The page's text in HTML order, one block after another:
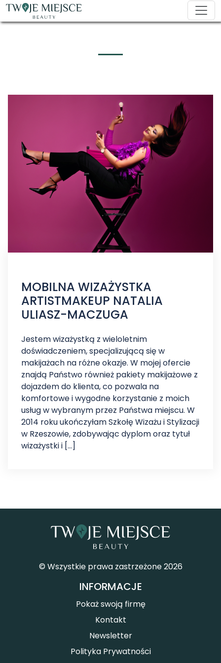
MOBILNA WIZAŻYSTKA
ARTISTMAKEUP NATALIA
ULIASZ-MACZUGA
Jestem wizażystką z wieloletnim
doświadczeniem, specjalizującą się w
makijażach na różne okazje. W mojej ofercie
znajdą Państwo również pakiety makijażowe z
dojazdem do klienta, co pozwala na
komfortowe i wygodne korzystanie z moich
usług w wybranym przez Państwa miejscu. W
2014 roku ukończyłam Szkołę Wizażu i Stylizacji
w Rzeszowie, zdobywając dyplom oraz tytuł
wizażystki i […]
© Wszystkie prawa zastrzeżone 2026
INFORMACJE
Pokaż swoją firmę
Kontakt
Newsletter
Polityka Prywatności